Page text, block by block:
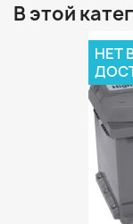
В этой
НЕТ